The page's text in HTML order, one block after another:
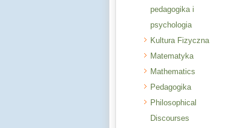
pedagogika i
psychologia
Kultura Fizyczna
Matematyka
Mathematics
Pedagogika
Philosophical
Discourses